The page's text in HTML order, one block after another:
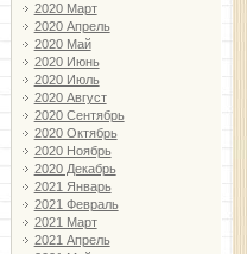
2020 Март
2020 Апрель
2020 Май
2020 Июнь
2020 Июль
2020 Август
2020 Сентябрь
2020 Октябрь
2020 Ноябрь
2020 Декабрь
2021 Январь
2021 Февраль
2021 Март
2021 Апрель